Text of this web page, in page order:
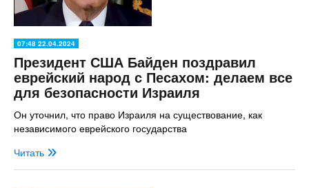
07:48 22.04.2024
Президент США Байден поздравил
еврейский народ с Песахом: делаем все
для безопасности Израиля
Он уточнил, что право Израиля на существование, как
независимого еврейского государства
Читать